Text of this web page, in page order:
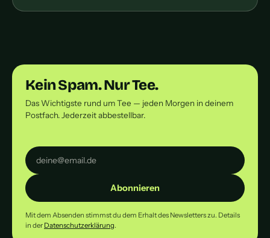
Kein Spam. Nur Tee.
Das Wichtigste rund um Tee — jeden Morgen in deinem
Postfach. Jederzeit abbestellbar.
Abonnieren
Mit dem Absenden stimmst du dem Erhalt des Newsletters zu. Details
in der Datenschutzerklärung.